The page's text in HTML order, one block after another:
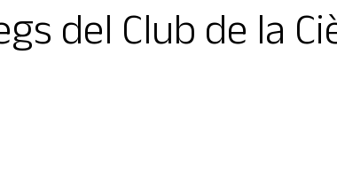
del Club de la